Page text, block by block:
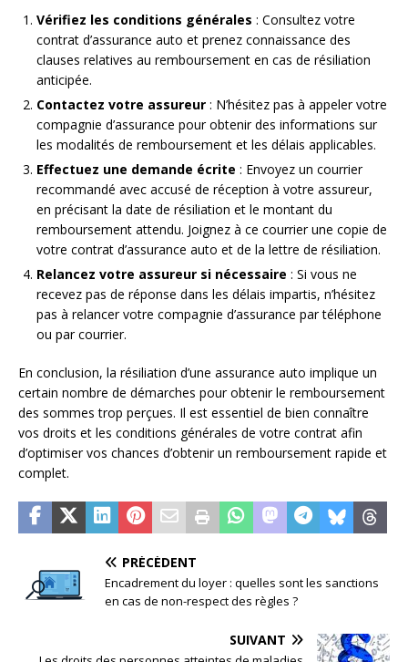
Vérifiez les conditions générales : Consultez votre
contrat d’assurance auto et prenez connaissance des
clauses relatives au remboursement en cas de résiliation
anticipée.
Contactez votre assureur : N’hésitez pas à appeler votre
compagnie d’assurance pour obtenir des informations sur
les modalités de remboursement et les délais applicables.
Effectuez une demande écrite : Envoyez un courrier
recommandé avec accusé de réception à votre assureur,
en précisant la date de résiliation et le montant du
remboursement attendu. Joignez à ce courrier une copie de
votre contrat d’assurance auto et de la lettre de résiliation.
Relancez votre assureur si nécessaire : Si vous ne
recevez pas de réponse dans les délais impartis, n’hésitez
pas à relancer votre compagnie d’assurance par téléphone
ou par courrier.
En conclusion, la résiliation d’une assurance auto implique un
certain nombre de démarches pour obtenir le remboursement
des sommes trop perçues. Il est essentiel de bien connaître
vos droits et les conditions générales de votre contrat afin
d’optimiser vos chances d’obtenir un remboursement rapide et
complet.
PRÉCÉDENT
Encadrement du loyer : quelles sont les sanctions
en cas de non-respect des règles ?
SUIVANT